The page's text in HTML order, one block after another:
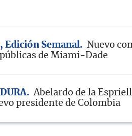
Edición Semanal
Nuevo
de Miami-Dade
Abelardo de la
presidente de Colombia